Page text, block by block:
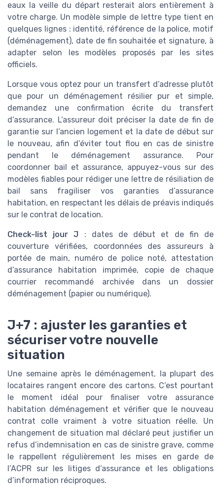
eaux la veille du départ resterait alors entièrement à
votre charge. Un modèle simple de lettre type tient en
quelques lignes : identité, référence de la police, motif
(déménagement), date de fin souhaitée et signature, à
adapter selon les modèles proposés par les sites
officiels.
Lorsque vous optez pour un transfert d’adresse plutôt
que pour un déménagement résilier pur et simple,
demandez une confirmation écrite du transfert
d’assurance. L’assureur doit préciser la date de fin de
garantie sur l’ancien logement et la date de début sur
le nouveau, afin d’éviter tout flou en cas de sinistre
pendant le déménagement assurance. Pour
coordonner bail et assurance, appuyez-vous sur des
modèles fiables pour rédiger une lettre de résiliation de
bail sans fragiliser vos garanties d’assurance
habitation, en respectant les délais de préavis indiqués
sur le contrat de location.
Check-list jour J : dates de début et de fin de
couverture vérifiées, coordonnées des assureurs à
portée de main, numéro de police noté, attestation
d’assurance habitation imprimée, copie de chaque
courrier recommandé archivée dans un dossier
déménagement (papier ou numérique).
J+7 : ajuster les garanties et
sécuriser votre nouvelle
situation
Une semaine après le déménagement, la plupart des
locataires rangent encore des cartons. C’est pourtant
le moment idéal pour finaliser votre assurance
habitation déménagement et vérifier que le nouveau
contrat colle vraiment à votre situation réelle. Un
changement de situation mal déclaré peut justifier un
refus d’indemnisation en cas de sinistre grave, comme
le rappellent régulièrement les mises en garde de
l’ACPR sur les litiges d’assurance et les obligations
d’information réciproques.